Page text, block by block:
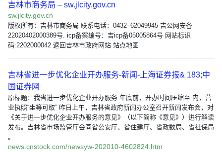
吉林市商务局 – sw.jlcity.gov.cn
sw.jlcity.gov.cn
版权所有：吉林市商务局 联系电话：0432–62049945 吉公网安备
22020402000389号. icp备案编号：吉icp备05005864号 网站标识
码:2202000042 返回吉林市政府网站 站点地图
吉林省进一步优化企业开办服务-新闻-上海证券报& 183;中
国证券网
原标题：我省进一步优化企业开办服务 年底前，开办时间压缩至 内，营
业执照“坐等可取” 昨日上午，吉林省政府新闻办公室召开新闻发布会，对
《关于进一步优化企业开办服务的意见》（以下简称《意见》）进行解读
发布。吉林省市场监管厅会同省公安厅、省住建厅、省政数局、省社保局
。
news.cnstock.com/newsyw-202010-4602824.htm